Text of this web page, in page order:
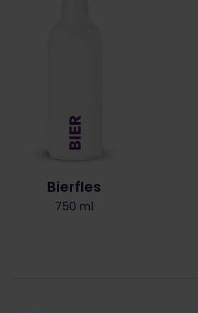
Bierfles
750 ml